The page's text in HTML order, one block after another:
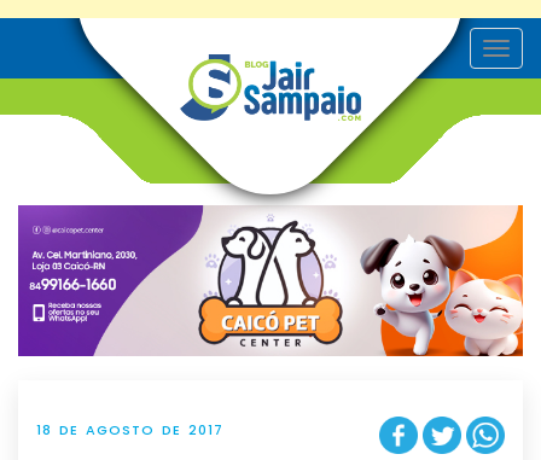
T
o
v
g
t
i
o
n
18 DE AGOSTO DE 2017